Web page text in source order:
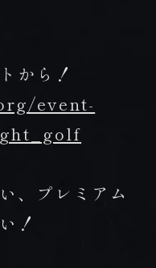
から！
event-
、プレミアム
！